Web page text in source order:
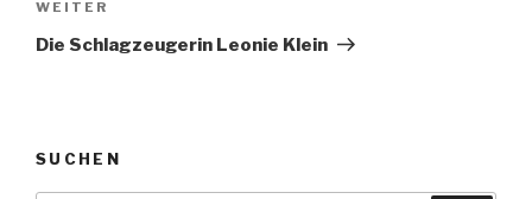
Nächster
Beitrag
WEITER
Die Schlagzeugerin Leonie Klein
SUCHEN